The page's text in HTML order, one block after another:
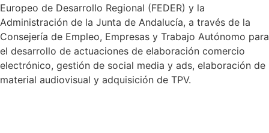
Europeo de Desarrollo Regional (FEDER) y la
Administración de la Junta de Andalucía, a través de la
Consejería de Empleo, Empresas y Trabajo Autónomo para
el desarrollo de actuaciones de elaboración comercio
electrónico, gestión de social media y ads, elaboración de
material audiovisual y adquisición de TPV.